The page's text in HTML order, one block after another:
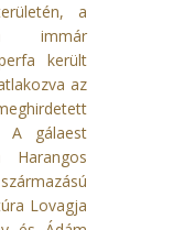
a
immár
került
az
A gálaest
Lovagja